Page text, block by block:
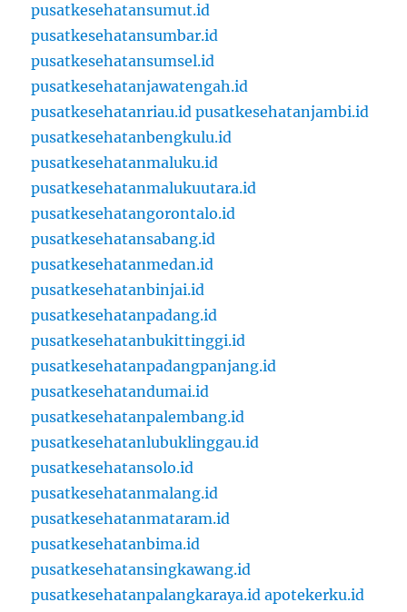
pusatkesehatansumut.id
pusatkesehatansumbar.id
pusatkesehatansumsel.id
pusatkesehatanjawatengah.id
pusatkesehatanriau.id pusatkesehatanjambi.id
pusatkesehatanbengkulu.id
pusatkesehatanmaluku.id
pusatkesehatanmalukuutara.id
pusatkesehatangorontalo.id
pusatkesehatansabang.id
pusatkesehatanmedan.id
pusatkesehatanbinjai.id
pusatkesehatanpadang.id
pusatkesehatanbukittinggi.id
pusatkesehatanpadangpanjang.id
pusatkesehatandumai.id
pusatkesehatanpalembang.id
pusatkesehatanlubuklinggau.id
pusatkesehatansolo.id
pusatkesehatanmalang.id
pusatkesehatanmataram.id
pusatkesehatanbima.id
pusatkesehatansingkawang.id
pusatkesehatanpalangkaraya.id apotekerku.id